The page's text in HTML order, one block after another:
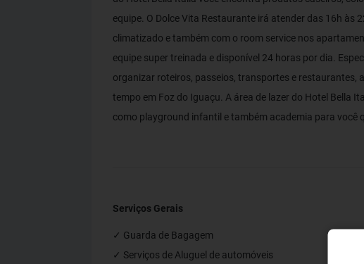
equipe. O Dolce Vita Restaurante irá atender das 16h às
climatizado e também com o room service nos
equipe super treinada e disponível 24 horas por dia.
organizar roteiros, passeios, transportes e restaurantes,
tempo em Foz do Iguaçu. A área de lazer do Hotel Bella
como playground infantil e também academia para você
Serviços Gerais
✓ Guarda de Bagagem
✓ Serviços de Aluguel de automóveis